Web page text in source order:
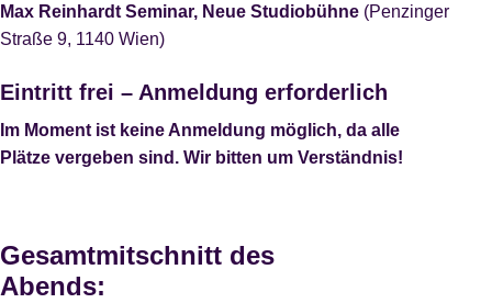
Max Reinhardt Seminar, Neue Studiobühne (Penzinger
Straße 9, 1140 Wien)
Eintritt frei – Anmeldung erforderlich
Im Moment ist keine Anmeldung möglich, da alle
Plätze vergeben sind. Wir bitten um Verständnis!
Gesamtmitschnitt des
Abends: